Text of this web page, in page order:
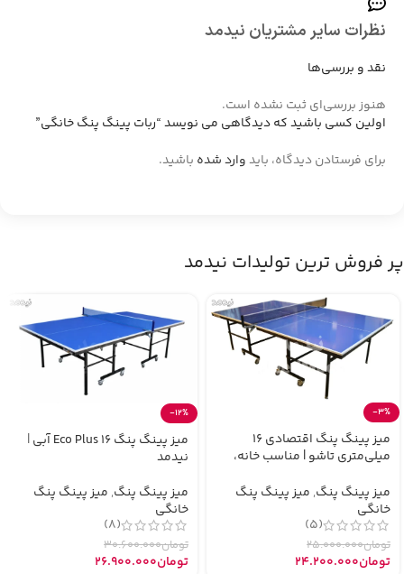
نظرات سایر مشتریان نیدمد
نقد و بررسی‌ها
هنوز بررسی‌ای ثبت نشده است.
اولین کسی باشید که دیدگاهی می نویسد “ربات پینگ پنگ خانگی”
برای فرستادن دیدگاه، بایدوارد شده باشید.
پر فروش ترین تولیدات نیدمد
-3%
میز پینگ پنگ اقتصادی 16
میلی‌متری تاشو | مناسب خانه،
میز پینگ پنگ, میز پینگ پنگ
خانگی
(5)
تومان25.000.000
تومان24.200.000
-12%
میز پینگ پنگ Eco Plus 16 آبی |
نیدمد
میز پینگ پنگ, میز پینگ پنگ
خانگی
(8)
تومان30.600.000
تومان26.900.000